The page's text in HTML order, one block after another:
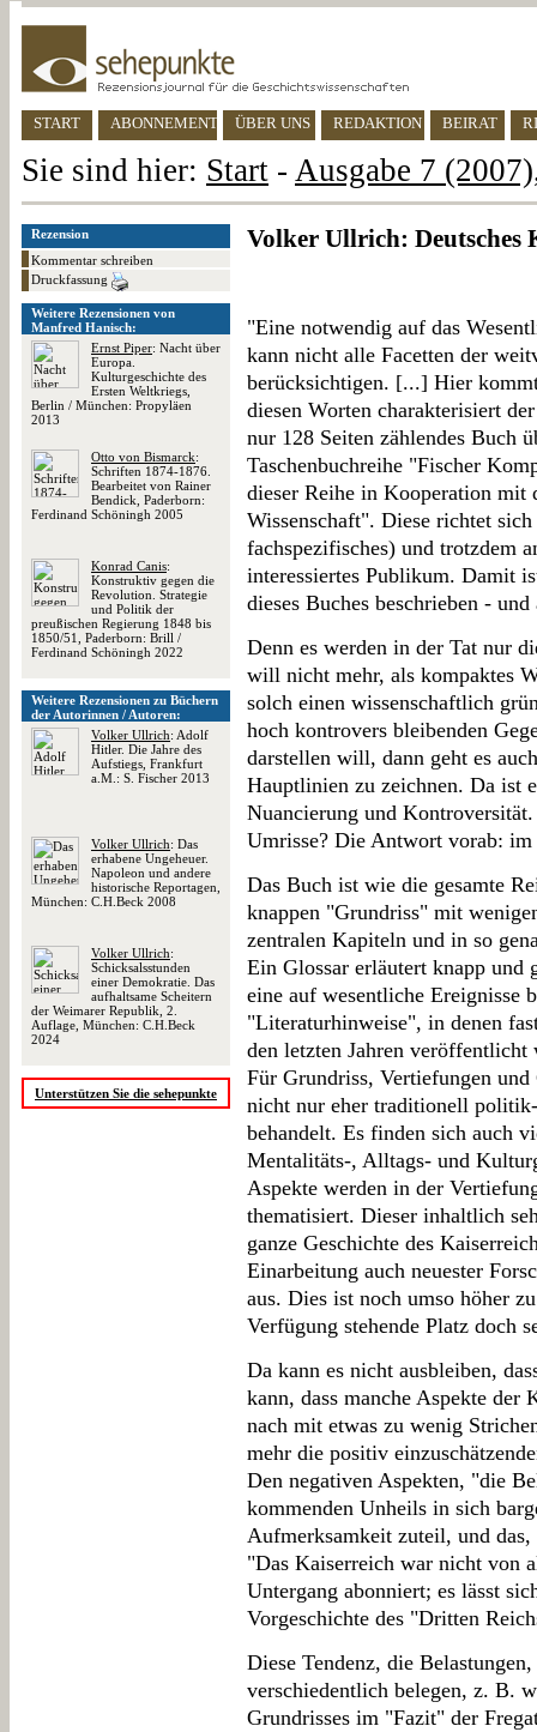
START ABONNEMENT ÜBER UNS REDAKTION BEIRAT
Sie sind hier: Start - Ausgabe 7
Rezension
Kommentar schreiben
Druckfassung
Weitere Rezensionen von
Manfred Hanisch:
Ernst Piper: Nacht über
Europa.
Kulturgeschichte des
Ersten Weltkriegs,
Berlin / München: Propyläen
2013
Otto von Bismarck:
Schriften 1874-1876.
Bearbeitet von Rainer
Bendick, Paderborn:
Ferdinand Schöningh 2005
Konrad Canis:
Konstruktiv gegen die
Revolution. Strategie
und Politik der
preußischen Regierung 1848 bis
1850/51, Paderborn: Brill /
Ferdinand Schöningh 2022
Weitere Rezensionen zu Büchern
der Autorinnen / Autoren:
Volker Ullrich: Adolf
Hitler. Die Jahre des
Aufstiegs, Frankfurt
a.M.: S. Fischer 2013
Volker Ullrich: Das
erhabene Ungeheuer.
Napoleon und andere
historische Reportagen,
München: C.H.Beck 2008
Volker Ullrich:
Schicksalsstunden
einer Demokratie. Das
aufhaltsame Scheitern
der Weimarer Republik, 2.
Auflage, München: C.H.Beck
2024
Unterstützen Sie die sehepunkte
Volker Ullrich: Deutsches
"Eine notwendig auf das
kann nicht alle Facetten der
berücksichtigen. [...] Hier
diesen Worten charakterisiert
nur 128 Seiten zählendes Buch
Taschenbuchreihe "Fischer
dieser Reihe in Kooperation
Wissenschaft". Diese richtet
fachspezifisches) und trotzdem
interessiertes Publikum. Damit
dieses Buches beschrieben -
Denn es werden in der Tat nur
will nicht mehr, als kompaktes
solch einen wissenschaftlich
hoch kontrovers bleibenden
darstellen will, dann geht es
Hauptlinien zu zeichnen. Da ist
Nuancierung und
Umrisse? Die Antwort vorab: im
Das Buch ist wie die gesamte
knappen "Grundriss" mit
zentralen Kapiteln und in so
Ein Glossar erläutert knapp
eine auf wesentliche Ereignisse
"Literaturhinweise", in denen
den letzten Jahren
Für Grundriss, Vertiefungen
nicht nur eher traditionell
behandelt. Es finden sich auch
Mentalitäts-, Alltags- und
Aspekte werden in der
thematisiert. Dieser inhaltlich
ganze Geschichte des
Einarbeitung auch neuester
aus. Dies ist noch umso höher
Verfügung stehende Platz doch
Da kann es nicht ausbleiben,
kann, dass manche Aspekte der
nach mit etwas zu wenig
mehr die positiv
Den negativen Aspekten, "die
kommenden Unheils in sich
Aufmerksamkeit zuteil, und
"Das Kaiserreich war nicht von
Untergang abonniert; es lässt
Vorgeschichte des "Dritten
Diese Tendenz, die
verschiedentlich belegen, z. B.
Grundrisses im "Fazit" der